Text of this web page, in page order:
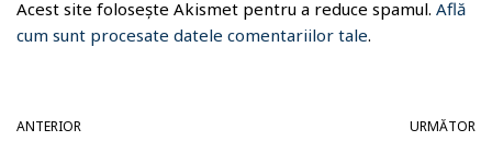
Acest site folosește Akismet pentru a reduce spamul. Află
cum sunt procesate datele comentariilor tale.
ANTERIOR URMĂTOR